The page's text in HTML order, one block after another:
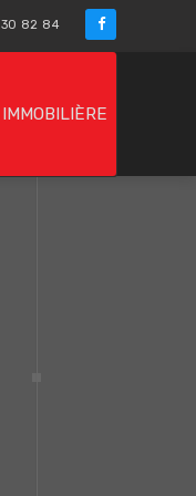
30 82 84
IMMOBILIÈRE